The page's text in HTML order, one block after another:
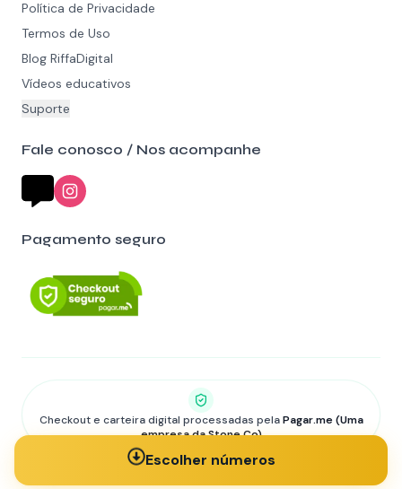
Escolher números
Política de Privacidade
Termos de Uso
Blog RiffaDigital
Vídeos educativos
Suporte
Fale conosco / Nos acompanhe
Pagamento seguro
Checkout e carteira digital processadas pela Pagar.me (Uma
empresa da Stone Co)
RiffaDigital • Todos os direitos reservados.